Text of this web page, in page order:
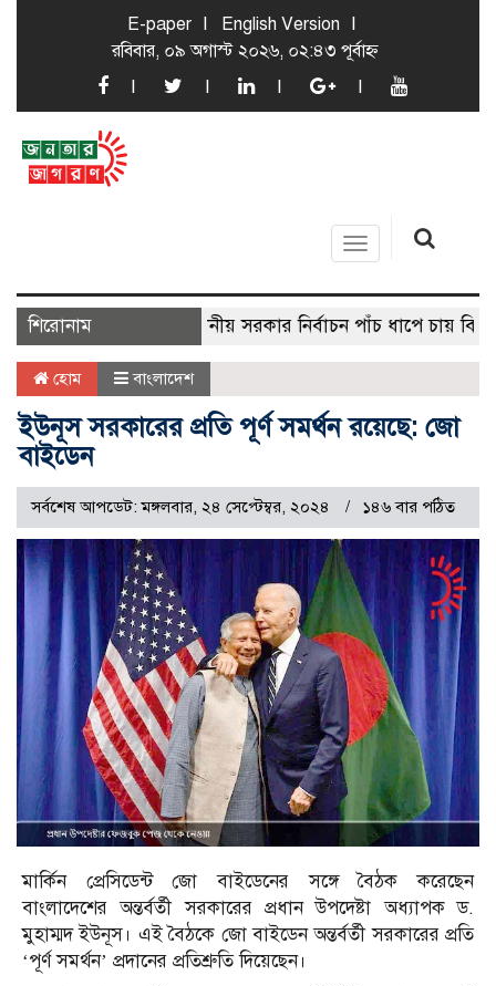
E-paper
English Version
রবিবার, ০৯ অগাস্ট ২০২৬, ০২:৪৩ পূর্বাহ্ন
Toggle
navigation
শিরোনাম স্থানীয় সরকার নির্বাচন পাঁচ ধাপে চায় বিএনপি
হোম বাংলাদেশ
ইউনূস সরকারের প্রতি পূর্ণ সমর্থন রয়েছে: জো
বাইডেন
সর্বশেষ আপডেট: মঙ্গলবার, ২৪ সেপ্টেম্বর, ২০২৪ ১৪৬ বার পঠিত
মার্কিন প্রেসিডেন্ট জো বাইডেনের সঙ্গে বৈঠক করেছেন
বাংলাদেশের অন্তর্বর্তী সরকারের প্রধান উপদেষ্টা অধ্যাপক ড.
মুহাম্মদ ইউনূস। এই বৈঠকে জো বাইডেন অন্তর্বর্তী সরকারের প্রতি
‘পূর্ণ সমর্থন’ প্রদানের প্রতিশ্রুতি দিয়েছেন।